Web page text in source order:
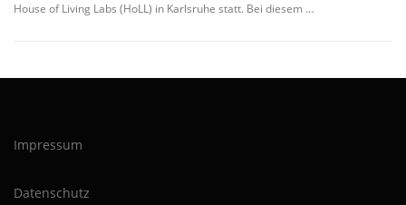
House of Living Labs (HoLL) in Karlsruhe statt. Bei diesem …
Impressum
Datenschutz